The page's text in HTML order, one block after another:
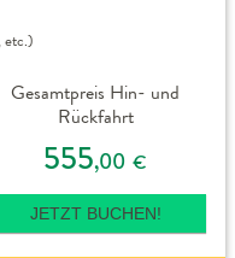
etc.)
Gesamtpreis Hin- und
Rückfahrt
555,00 €
JETZT BUCHEN!